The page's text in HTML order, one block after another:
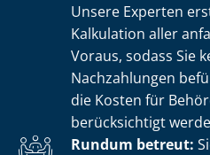
Unsere Experten
Kalkulation aller
Voraus, sodass Sie
Nachzahlungen
die Kosten für
berücksichtigt
Rundum betreut: